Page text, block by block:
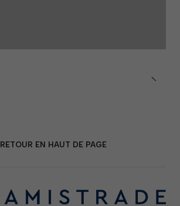
RETOUR EN HAUT DE PAGE